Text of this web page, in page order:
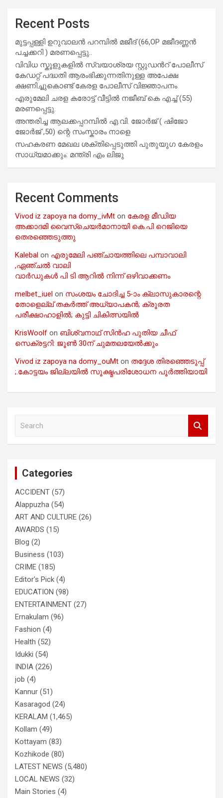
Recent Posts
മുട്ടപ്പള്ളി ഉറുവാലൻ പറമ്പിൽ മജീദ് (66,OP മജീദണ്ണൻ
പച്ചക്കറി ) മരണപ്പെട്ടു..
വിവിധ സ്കൂളുകളില്‍ സ്വയാശ്രയ സ്റ്റുഡന്‍റ് പോലീസ്
കേഡറ്റ് പദ്ധതി ആരംഭിക്കുന്നതിനുള്ള അപേക്ഷ
ക്ഷണിച്ചുകൊണ്ട് കേരള പോലീസ് വിജ്ഞാപനം
എരുമേലി ചരള കരോട്ട് വീട്ടിൽ നജീബ് കെ എച്ച് (55)
മരണപ്പെട്ടു.
അന്തരിച്ച ആ​ല​ക്ക​പ്പ​റമ്പിൽ​ എ.​വി. ജോ​ർ​ജ് ( ഷിജോ
ജോർജ് ,50) ന്റെ സംസ്കാരം നാളെ
സഹകരണ മേഖല ശക്തിപ്പെടുത്തി പുതുയുഗ കേരളം
സാധ്യമാക്കും: മന്ത്രി എം ലിജു
Recent Comments
Vivod iz zapoya na domy_ivMt on കേരള മീഡിയ
അക്കാദമി വൈസ്ചെയർമാനായി കെ.പി റെജിയെ
തെരഞ്ഞെടുത്തു
Kalebal on എരുമേലി പഞ്ചായത്തിലെ പമ്പാവാലി
,ഏഞ്ചൽ വാലി
വാർഡുകൾ പി ടി ആറിൽ നിന്ന് ഒഴിവാക്കണം
melbet_iuel on സംശയം ചോദിച്ച 5-ാം ക്ലാസുകാരന്റെ
തോളെല്ല് തകർത്ത് അധ്യാപകൻ; ക്രൂരത
പരീക്ഷാഹാളിൽ; കുട്ടി ചികിത്സയിൽ
KrisWoolf on ബിശ്വനാഥ് സിൻഹ പുതിയ ചീഫ്
സെക്രട്ടറി: ജൂൺ 30ന് ചുമതലയേൽക്കും
Vivod iz zapoya na domy_ouMt on തദ്ദേശ തിരഞ്ഞെടുപ്പ്
;.കോട്ടയം ജില്ലയിൽ സൂക്ഷ്മപരിശോധന പൂർത്തിയായി
Categories
ACCIDENT (57)
Alappuzha (54)
ART AND CULTURE (26)
AWARDS (15)
Blog (2)
Business (103)
CRIME (185)
Editor's Pick (4)
EDUCATION (98)
ENTERTAINMENT (27)
Ernakulam (96)
Fashion (4)
Health (52)
Idukki (54)
INDIA (226)
job (4)
Kannur (51)
Kasaragod (24)
KERALAM (1,465)
Kollam (49)
Kottayam (83)
Kozhikode (80)
LATEST NEWS (5,480)
LOCAL NEWS (32)
Main Stories (4)